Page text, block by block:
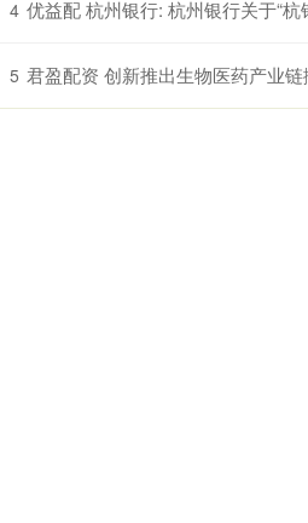
4 优益配 杭州银行: 杭州银行关于“杭银转债”转股数量累计达到转股前公司已发
5 君盈配资 创新推出生物医药产业